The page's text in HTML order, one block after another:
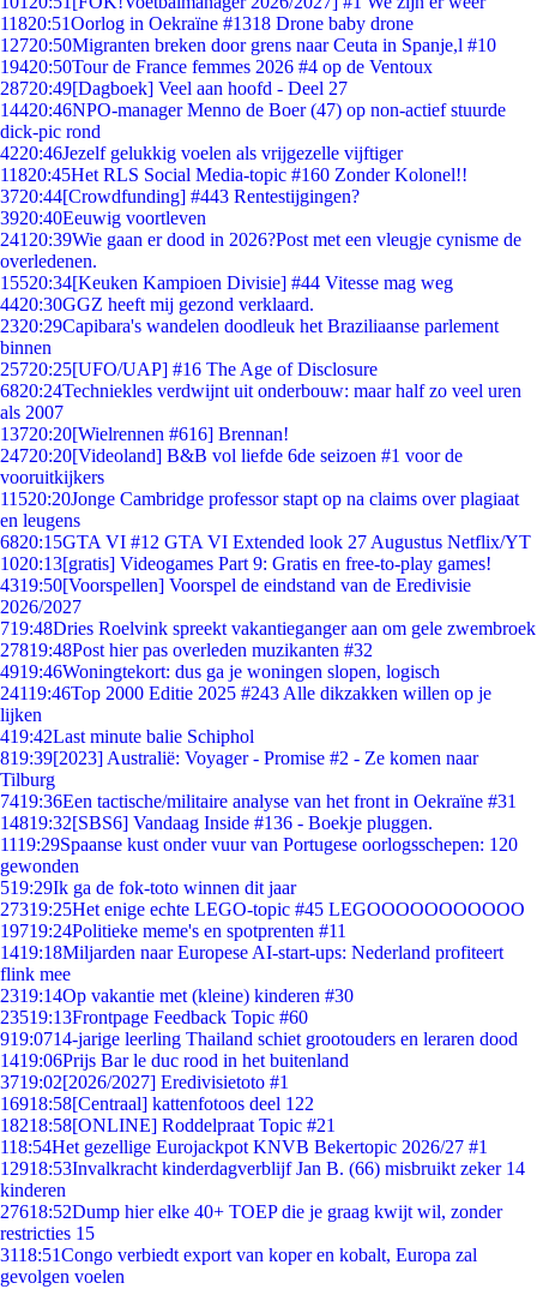
11820:51Oorlog in Oekraïne #1318 Drone baby drone
12720:50Migranten breken door grens naar Ceuta in Spanje,l #10
19420:50Tour de France femmes 2026 #4 op de Ventoux
28720:49[Dagboek] Veel aan hoofd - Deel 27
14420:46NPO-manager Menno de Boer (47) op non-actief stuurde
dick-pic rond
4220:46Jezelf gelukkig voelen als vrijgezelle vijftiger
11820:45Het RLS Social Media-topic #160 Zonder Kolonel!!
3720:44[Crowdfunding] #443 Rentestijgingen?
3920:40Eeuwig voortleven
241 20:39Wie gaan er dood in 2026?Post met een vleugje cynisme de
overledenen.
15520:34[Keuken Kampioen Divisie] #44 Vitesse mag weg
4420:30GGZ heeft mij gezond verklaard.
2320:29Capibara's wandelen doodleuk het Braziliaanse parlement
binnen
25720:25[UFO/UAP] #16 The Age of Disclosure
6820:24Techniekles verdwijnt uit onderbouw: maar half zo veel uren
als 2007
13720:20[Wielrennen #616] Brennan!
24720:20[Videoland] B&B vol liefde 6de seizoen #1 voor de
vooruitkijkers
11520:20Jonge Cambridge professor stapt op na claims over plagiaat
en leugens
6820:15GTA VI #12 GTA VI Extended look 27 Augustus Netflix/YT
1020:13[gratis] Videogames Part 9: Gratis en free-to-play games!
4319:50[Voorspellen] Voorspel de eindstand van de Eredivisie
2026/2027
719:48Dries Roelvink spreekt vakantieganger aan om gele zwembroek
27819:48Post hier pas overleden muzikanten #32
4919:46Woningtekort: dus ga je woningen slopen, logisch
24119:46Top 2000 Editie 2025 #243 Alle dikzakken willen op je
lijken
419:42Last minute balie Schiphol
819:39[2023] Australië: Voyager - Promise #2 - Ze komen naar
Tilburg
7419:36Een tactische/militaire analyse van het front in Oekraïne #31
14819:32[SBS6] Vandaag Inside #136 - Boekje pluggen.
1119:29Spaanse kust onder vuur van Portugese oorlogsschepen: 120
gewonden
519:29Ik ga de fok-toto winnen dit jaar
27319:25Het enige echte LEGO-topic #45 LEGOOOOOOOOOOO
19719:24Politieke meme's en spotprenten #11
1419:18Miljarden naar Europese AI-start-ups: Nederland profiteert
flink mee
2319:14Op vakantie met (kleine) kinderen #30
23519:13Frontpage Feedback Topic #60
919:0714-jarige leerling Thailand schiet grootouders en leraren dood
1419:06Prijs Bar le duc rood in het buitenland
3719:02[2026/2027] Eredivisietoto #1
16918:58[Centraal] kattenfotoos deel 122
18218:58[ONLINE] Roddelpraat Topic #21
118:54Het gezellige Eurojackpot KNVB Bekertopic 2026/27 #1
12918:53Invalkracht kinderdagverblijf Jan B. (66) misbruikt zeker 14
kinderen
27618:52Dump hier elke 40+ TOEP die je graag kwijt wil, zonder
restricties 15
3118:51Congo verbiedt export van koper en kobalt, Europa zal
gevolgen voelen